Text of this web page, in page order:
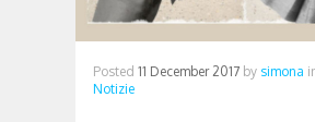
Posted 11 December 2017 by simona
Notizie